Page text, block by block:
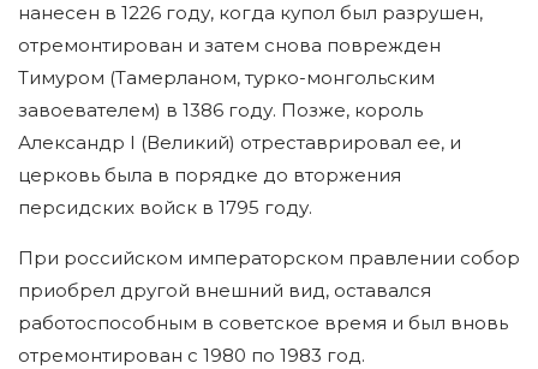
нанесен в 1226 году, когда купол был разрушен,
отремонтирован и затем снова поврежден
Тимуром (Тамерланом, турко-монгольским
завоевателем) в 1386 году. Позже, король
Александр I (Великий) отреставрировал ее, и
церковь была в порядке до вторжения
персидских войск в 1795 году.
При российском императорском правлении собор
приобрел другой внешний вид, оставался
работоспособным в советское время и был вновь
отремонтирован с 1980 по 1983 год.